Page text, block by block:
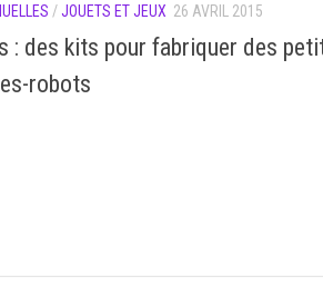
/JOUETS ET JEUX 26 AVRIL 2015
: des kits pour fabriquer des
robots